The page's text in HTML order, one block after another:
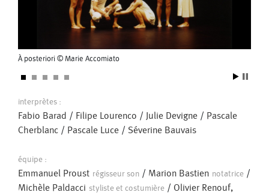
Muriel Corbel
Pascal Gobin
Pascale Cherblanc
Pascale Luce
Pascale Paoli
Sabine Macher
Séverine Bauvais Sonia Darbois
Stéphane Imbert
Valérie Brau-Antony Vincent Druguet Wendy Cornu
À posteriori © Marie Accomiato
interprètes :
Fabio Barad / Filipe Lourenco / Julie Devigne / Pascale
Cherblanc / Pascale Luce / Séverine Bauvais
équipe :
Emmanuel Proust régisseur son / Marion Bastien notatrice /
Michèle Paldacci styliste et costumière / Olivier Renouf,